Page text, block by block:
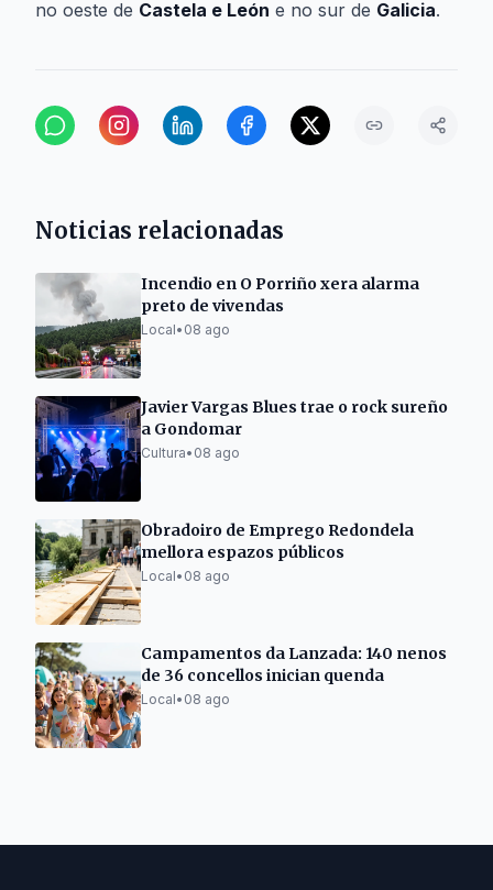
no oeste de Castela e León e no sur de Galicia.
Noticias relacionadas
Incendio en O Porriño xera alarma
preto de vivendas
Local• 08 ago
Javier Vargas Blues trae o rock sureño
a Gondomar
Cultura• 08 ago
Obradoiro de Emprego Redondela
mellora espazos públicos
Local• 08 ago
Campamentos da Lanzada: 140 nenos
de 36 concellos inician quenda
Local• 08 ago